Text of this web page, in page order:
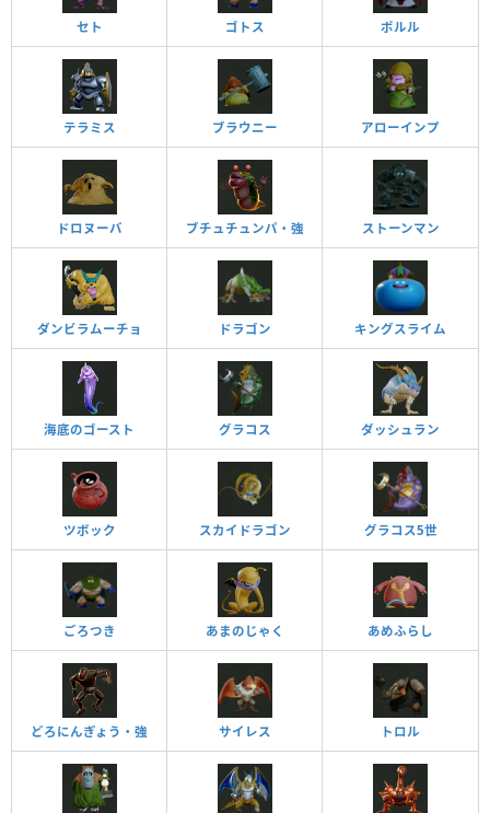
セト ゴトス ポルル
テラミス ブラウニー アローインプ
ドロヌーバ ブチュチュンパ・強 ストーンマン
ダンビラムーチョ ドラゴン キングスライム
海底のゴースト グラコス ダッシュラン
ツボック スカイドラゴン グラコス5世
ごろつき あまのじゃく あめふらし
どろにんぎょう・強 サイレス トロル